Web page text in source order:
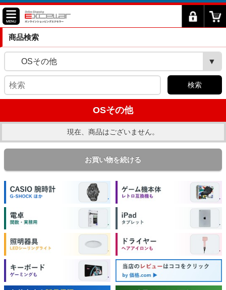
商品検索
OSその他
検索
OSその他
現在、商品はございません。
お買い物を続ける